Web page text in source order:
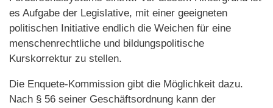
es Aufgabe der Legislative, mit einer geeigneten
politischen Initiative endlich die Weichen für eine
menschenrechtliche und bildungspolitische
Kurskorrektur zu stellen.
Die Enquete-Kommission gibt die Möglichkeit dazu.
Nach § 56 seiner Geschäftsordnung kann der